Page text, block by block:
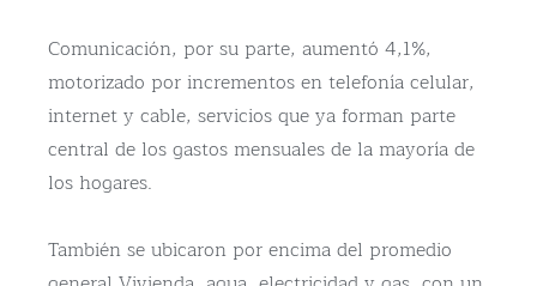
Comunicación, por su parte, aumentó 4,1%,
motorizado por incrementos en telefonía celular,
internet y cable, servicios que ya forman parte
central de los gastos mensuales de la mayoría de
los hogares.
También se ubicaron por encima del promedio